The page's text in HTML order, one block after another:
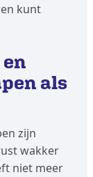
kunt
als
zijn
wakker
niet meer